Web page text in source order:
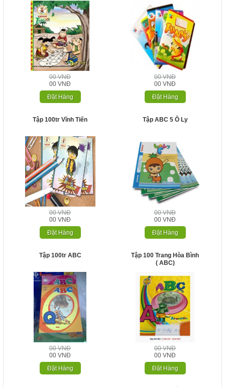
00 VNĐ
00 VNĐ
Đặt Hàng
00 VNĐ
00 VNĐ
Đặt Hàng
Tập 100tr Vĩnh Tiến
00 VNĐ
00 VNĐ
Đặt Hàng
Tập ABC 5 Ô Ly
00 VNĐ
00 VNĐ
Đặt Hàng
Tập 100tr ABC
00 VNĐ
00 VNĐ
Đặt Hàng
Tập 100 Trang Hòa Bình
( ABC)
00 VNĐ
00 VNĐ
Đặt Hàng